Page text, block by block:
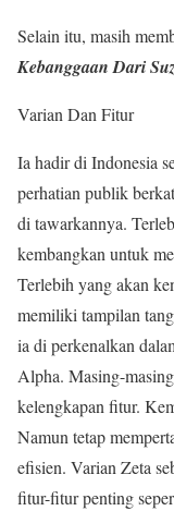
Selain itu, masih
Kebanggaan Dari
Varian Dan Fitur
Ia hadir di Indonesia
perhatian publik
di tawarkannya.
kembangkan untuk
Terlebih yang akan
memiliki tampilan
ia di perkenalkan
Alpha. Masing-
kelengkapan fitur.
Namun tetap
efisien. Varian Zeta
fitur-fitur penting